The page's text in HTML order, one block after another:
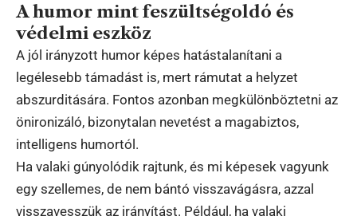
A humor mint feszültségoldó és
védelmi eszköz
A jól irányzott humor képes hatástalanítani a
legélesebb támadást is, mert rámutat a helyzet
abszurditására. Fontos azonban megkülönböztetni az
önironizáló, bizonytalan nevetést a magabiztos,
intelligens humortól.
Ha valaki gúnyolódik rajtunk, és mi képesek vagyunk
egy szellemes, de nem bántó visszavágásra, azzal
visszavesszük az irányítást. Például, ha valaki